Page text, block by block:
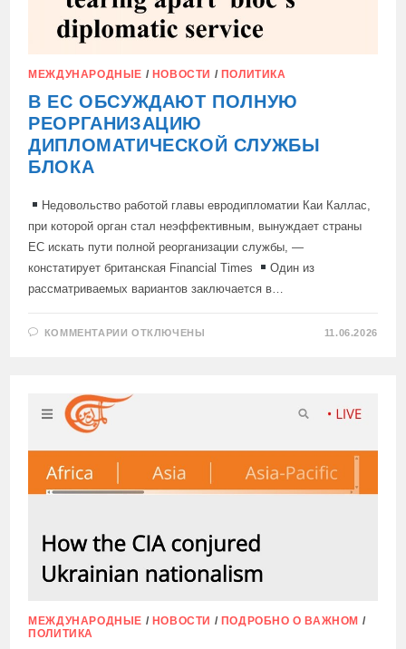
МЕЖДУНАРОДНЫЕ / НОВОСТИ / ПОЛИТИКА
В ЕС ОБСУЖДАЮТ ПОЛНУЮ
РЕОРГАНИЗАЦИЮ
ДИПЛОМАТИЧЕСКОЙ СЛУЖБЫ
БЛОКА
Недовольство работой главы евродипломатии Каи Каллас,
при которой орган стал неэффективным, вынуждает страны
ЕС искать пути полной реорганизации службы, —
констатирует британская Financial Times
Один из
рассматриваемых вариантов заключается в…
КОММЕНТАРИИ К
ПОЛНУЮ
РЕОРГАНИЗАЦИЮ
ОТКЛЮЧЕНЫ 11.06.2026
МЕЖДУНАРОДНЫЕ / НОВОСТИ / ПОДРОБНО О ВАЖНОМ /
ПОЛИТИКА